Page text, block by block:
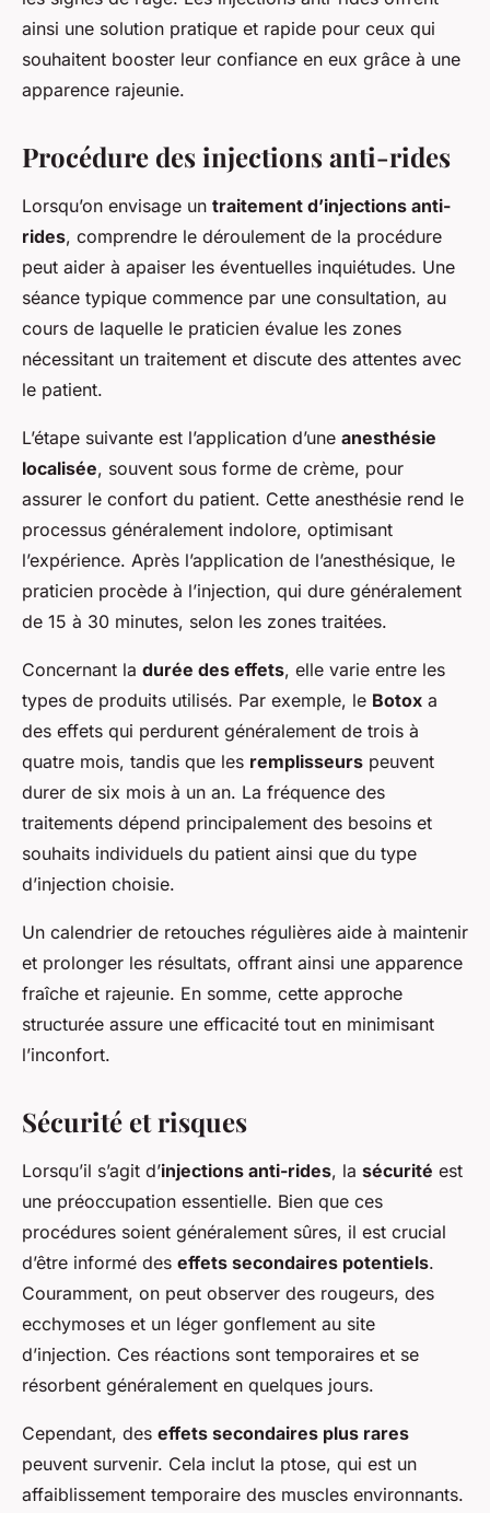
ainsi une solution pratique et rapide pour ceux qui
souhaitent booster leur confiance en eux grâce à une
apparence rajeunie.
Procédure des injections anti-rides
Lorsqu’on envisage un traitement d’injections anti-
rides, comprendre le déroulement de la procédure
peut aider à apaiser les éventuelles inquiétudes. Une
séance typique commence par une consultation, au
cours de laquelle le praticien évalue les zones
nécessitant un traitement et discute des attentes avec
le patient.
L’étape suivante est l’application d’une anesthésie
localisée, souvent sous forme de crème, pour
assurer le confort du patient. Cette anesthésie rend le
processus généralement indolore, optimisant
l’expérience. Après l’application de l’anesthésique, le
praticien procède à l’injection, qui dure généralement
de 15 à 30 minutes, selon les zones traitées.
Concernant la durée des effets, elle varie entre les
types de produits utilisés. Par exemple, le Botox a
des effets qui perdurent généralement de trois à
quatre mois, tandis que les remplisseurs peuvent
durer de six mois à un an. La fréquence des
traitements dépend principalement des besoins et
souhaits individuels du patient ainsi que du type
d’injection choisie.
Un calendrier de retouches régulières aide à maintenir
et prolonger les résultats, offrant ainsi une apparence
fraîche et rajeunie. En somme, cette approche
structurée assure une efficacité tout en minimisant
l’inconfort.
Sécurité et risques
Lorsqu’il s’agit d’injections anti-rides, la sécurité est
une préoccupation essentielle. Bien que ces
procédures soient généralement sûres, il est crucial
d’être informé des effets secondaires potentiels.
Couramment, on peut observer des rougeurs, des
ecchymoses et un léger gonflement au site
d’injection. Ces réactions sont temporaires et se
résorbent généralement en quelques jours.
Cependant, des effets secondaires plus rares
peuvent survenir. Cela inclut la ptose, qui est un
affaiblissement temporaire des muscles environnants.